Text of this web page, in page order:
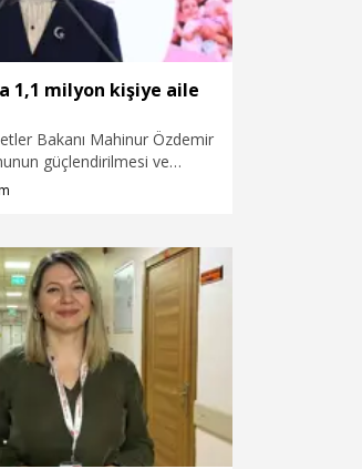
1,1 milyon kişiye aile
Bakanı Mahinur Özdemir
güçlendirilmesi ve
amacıyla